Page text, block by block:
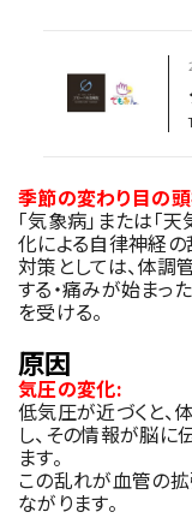
季節の変わり目の
「気象病」または「
化による自律神経の
対策としては、体調
する・痛みが始まっ
を受ける。
原因
気圧の変化:
低気圧が近づくと、
し、その情報が脳
ます。
この乱れが血管の
ながります。